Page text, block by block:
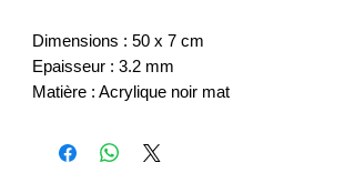
Dimensions : 50 x 7 cm
Epaisseur : 3.2 mm
Matière : Acrylique noir mat